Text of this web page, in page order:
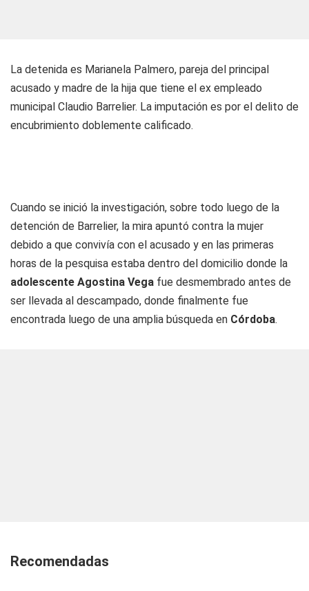
La detenida es Marianela Palmero, pareja del principal
acusado y madre de la hija que tiene el ex empleado
municipal Claudio Barrelier. La imputación es por el delito de
encubrimiento doblemente calificado.
Cuando se inició la investigación, sobre todo luego de la
detención de Barrelier, la mira apuntó contra la mujer
debido a que convivía con el acusado y en las primeras
horas de la pesquisa estaba dentro del domicilio donde la
adolescente Agostina Vega fue desmembrado antes de
ser llevada al descampado, donde finalmente fue
encontrada luego de una amplia búsqueda en Córdoba.
Recomendadas